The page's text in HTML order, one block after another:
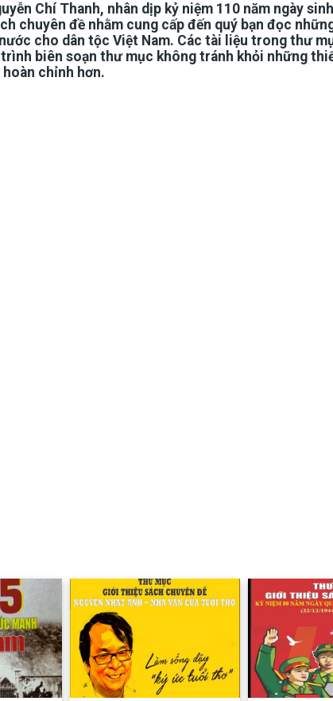
Chí Thanh, nhân dịp kỷ niệm 110 năm ngày
chuyên đề nhằm cung cấp đến quý bạn đọc
cho dân tộc Việt Nam. Các tài liệu trong thư
biên soạn thư mục không tránh khỏi những
chỉnh hơn.